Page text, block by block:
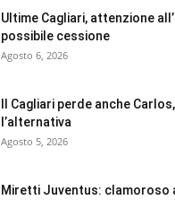
Ultime Cagliari, attenzione
possibile cessione
Agosto 6, 2026
Il Cagliari perde anche
l’alternativa
Agosto 5, 2026
Miretti Juventus: clamoroso